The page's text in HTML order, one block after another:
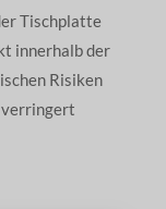
Tischplatte
innerhalb der
Risiken
verringert